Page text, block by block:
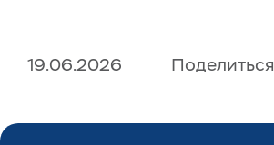
19.06.2026 Поделиться